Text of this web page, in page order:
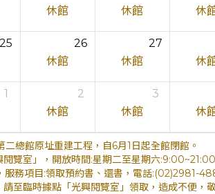
休館
休館
休
25
26
休館
27
休館
休
1
2
休館
3
休館
休
總館原址重建工程，自6月1日起全館閉館。
閱覽室」，開放時間:星期二至星期六
服務項目:領取預約書、還書，電話:(02)2981-
至臨時據點「光興閱覽室」領取，造成不便，